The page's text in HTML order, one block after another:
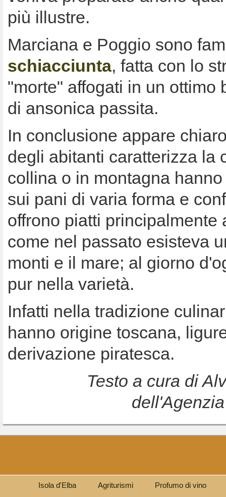
più illustre.
Marciana e Poggio sono
schiacciunta, fatta con lo
"morte" affogati in un ottimo
di ansonica passita.
In conclusione appare
degli abitanti caratterizza la
collina o in montagna
sui pani di varia forma e
offrono piatti
come nel passato esisteva
monti e il mare; al giorno
pur nella varietà.
Infatti nella tradizione
hanno origine toscana,
derivazione piratesca.
Testo a cura di
Isola d'Elba Agriturismi Profumo di vino